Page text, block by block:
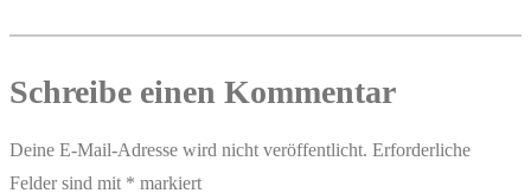
Schreibe einen Kommentar
Deine E-Mail-Adresse wird nicht veröffentlicht. Erforderliche
Felder sind mit * markiert